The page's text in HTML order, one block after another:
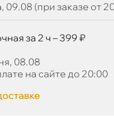
-5 %
09.08 (при заказе от
за 2 ч – 399 ₽
08.08
на сайте до 20:00